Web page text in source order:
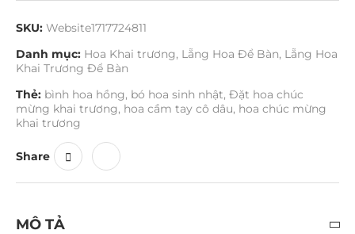
SKU: Website1717724811
Danh mục: Hoa Khai trương, Lẵng Hoa Để Bàn, Lẵng Hoa
Khai Trương Để Bàn
Thẻ: bình hoa hồng, bó hoa sinh nhật, Đặt hoa chúc
mừng khai trương, hoa cầm tay cô dâu, hoa chúc mừng
khai trương
Share
MÔ TẢ